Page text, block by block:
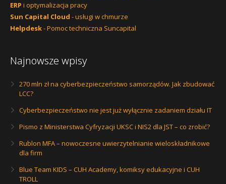
ERP i optymalizacja pracy
Sun Capital Cloud - usługi w chmurze
Helpdesk- Pomoc techniczna Suncapital
Najnowsze wpisy
270 mln zł na cyberbezpieczeństwo samorządów. Jak zbudować
LCC?
Cyberbezpieczeństwo nie jest już wyłącznie zadaniem działu IT
Pismo z Ministerstwa Cyfryzacji UKSC i NIS2 dla JST – co zrobić?
Rublon MFA – nowoczesne uwierzytelnianie wieloskładnikowe
dla firm
Blue Team KIDS – CUH Academy, komiksy edukacyjne i CUH
TROLL